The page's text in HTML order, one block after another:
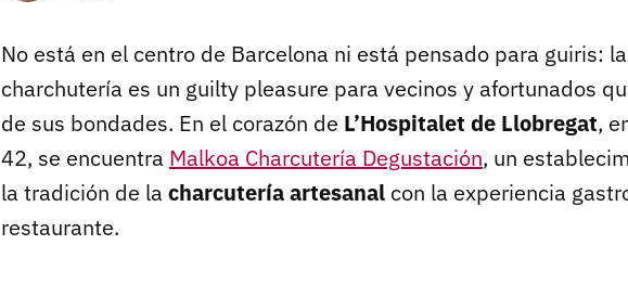
No está en el centro de Barcelona ni está pensado para guiris:
charchutería es un guilty pleasure para vecinos y afortunados
de sus bondades. En el corazón de L’Hospitalet de Llobregat,
42, se encuentra Malkoa Charcutería Degustación, un
la tradición de la charcutería artesanal con la experiencia
restaurante.